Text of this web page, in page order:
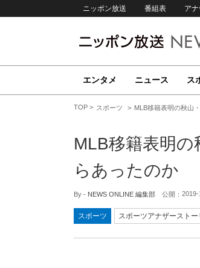
ニッポン放送 番組表 ア
エンタメ ニュース ス
TOP スポーツ MLB移籍表明の秋山
MLB移籍表明
らあったのか
By - NEWS ONLINE 編集部 公開：
スポーツ スポーツアナザーストー